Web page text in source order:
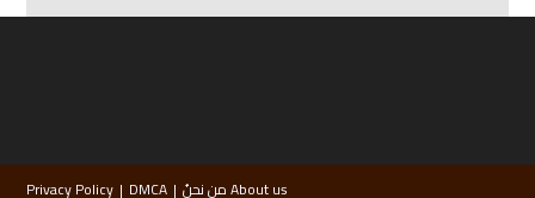
About us من نحنُ DMCA
Privacy Policy